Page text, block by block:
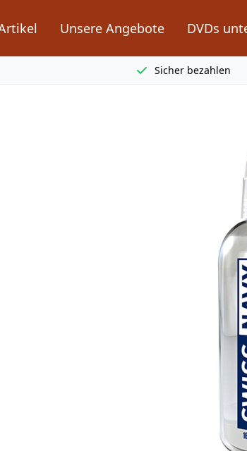
Unsere Angebote DVDs
Sicher bezahlen